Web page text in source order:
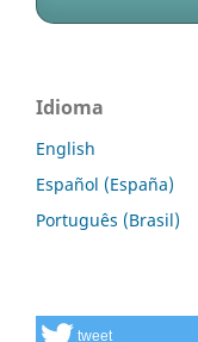
Idioma
English
Español (España)
Português (Brasil)
tweet